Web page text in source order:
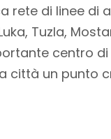
rete di linee
Tuzla,
centro
città un punto